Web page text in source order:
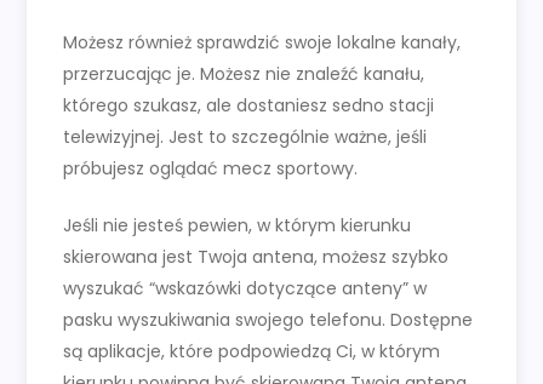
Możesz również sprawdzić swoje lokalne kanały,
przerzucając je. Możesz nie znaleźć kanału,
którego szukasz, ale dostaniesz sedno stacji
telewizyjnej. Jest to szczególnie ważne, jeśli
próbujesz oglądać mecz sportowy.
Jeśli nie jesteś pewien, w którym kierunku
skierowana jest Twoja antena, możesz szybko
wyszukać “wskazówki dotyczące anteny” w
pasku wyszukiwania swojego telefonu. Dostępne
są aplikacje, które podpowiedzą Ci, w którym